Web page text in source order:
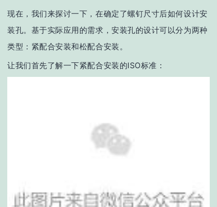
现在，我们来探讨一下，在确定了螺钉尺寸后如何设计安
装孔。基于实际应用的需求，安装孔的设计可以分为两种
类型：紧配合安装和松配合安装。
让我们首先了解一下紧配合安装的ISO标准：